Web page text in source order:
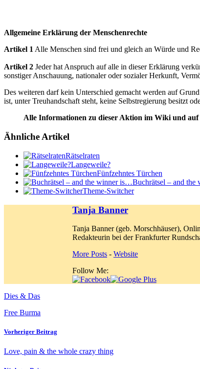
Allgemeine Erklärung der Menschenrechte
Artikel 1Alle Menschen sind frei und gleich an Würde und
Artikel 2 Jeder hat Anspruch auf alle in dieser Erklärung
sonstiger Anschauung, nationaler oder sozialer Herkunft,
Des weiteren darf kein Unterschied gemacht werden auf
ist, unter Treuhandschaft steht, keine Selbstregierung besitzt
Alle Informationen zu dieser Aktion im Wiki und auf
Ähnliche Artikel
Rätselraten
Langeweile?
Fünfzehntes Türchen
Buchrätsel – and
Theme-Switcher
Tanja Banner
Tanja Banner (geb. Morschhäuser),
Redakteurin bei der Frankfurter
More Posts - Website
Follow Me:
Dies & Das
Free Burma
Vorheriger Beitrag
Love, pain & the whole crazy thing